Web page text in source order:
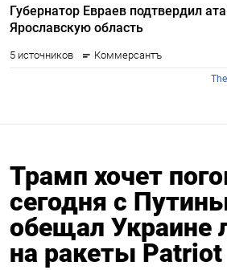
Трамп хочет
сегодня с
обещал Украине
на ракеты Patriot